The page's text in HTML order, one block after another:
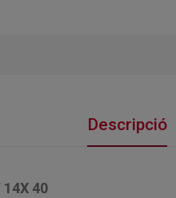
Descripció
14X 40